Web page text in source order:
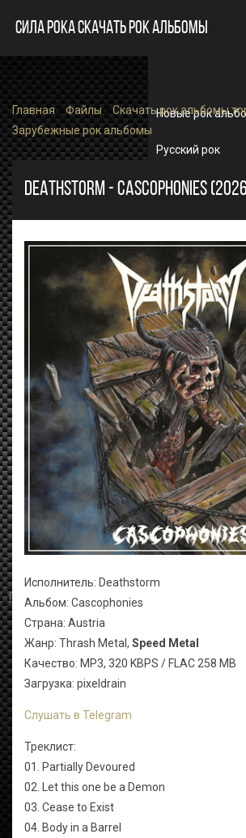
СИЛА РОКА СКАЧАТЬ РОК АЛЬБОМЫ
Новые рок
Русский рок
Зарубежный рок
Single
Рок альбомы
Главная»Файлы»Скачать рок альбомы
Зарубежные рок альбомы
DEATHSTORM - CASCOPHONIES
Исполнитель: Deathstorm
Альбом: Cascophonies
Страна: Austria
Жанр: Thrash Metal, Speed Metal
Качество: MP3, 320 KBPS / FLAC 258 MB
Загрузка: pixeldrain
Слушать в Telegram
Треклист:
01. Partially Devoured
02. Let this one be a Demon
03. Cease to Exist
04. Body in a Barrel